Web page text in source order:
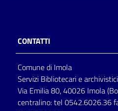
CONTATTI
Comune di Imola
Servizi Bibliotecari e archivistici
Via Emilia 80, 40026 Imola
centralino: tel 0542.6026.36